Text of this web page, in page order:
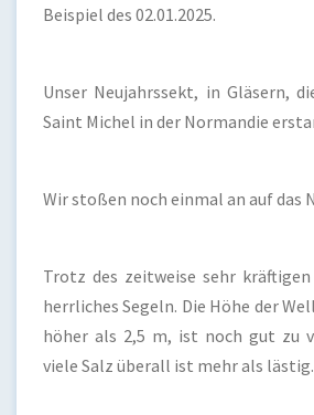
Beispiel des 02.01.2025.
Unser Neujahrssekt, in Gläsern,
Saint Michel in der Normandie
Wir stoßen noch einmal an auf das
Trotz des zeitweise sehr
herrliches Segeln. Die Höhe der
höher als 2,5 m, ist noch gut zu
viele Salz überall ist mehr als lästig.